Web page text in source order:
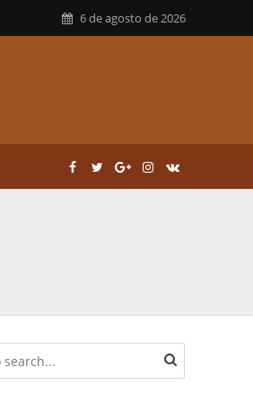
6 de agosto de 2026